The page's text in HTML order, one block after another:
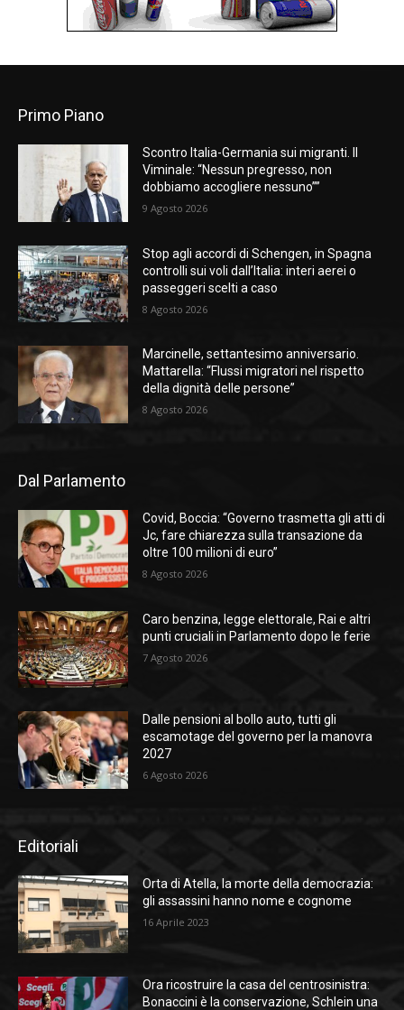
Primo Piano
Scontro Italia-Germania sui migranti. Il
Viminale: “Nessun pregresso, non
dobbiamo accogliere nessuno””
9 Agosto 2026
Stop agli accordi di Schengen, in Spagna
controlli sui voli dall’Italia: interi aerei o
passeggeri scelti a caso
8 Agosto 2026
Marcinelle, settantesimo anniversario.
Mattarella: “Flussi migratori nel rispetto
della dignità delle persone”
8 Agosto 2026
Dal Parlamento
Covid, Boccia: “Governo trasmetta gli atti di
Jc, fare chiarezza sulla transazione da
oltre 100 milioni di euro”
8 Agosto 2026
Caro benzina, legge elettorale, Rai e altri
punti cruciali in Parlamento dopo le ferie
7 Agosto 2026
Dalle pensioni al bollo auto, tutti gli
escamotage del governo per la manovra
2027
6 Agosto 2026
Editoriali
Orta di Atella, la morte della democrazia:
gli assassini hanno nome e cognome
16 Aprile 2023
Ora ricostruire la casa del centrosinistra:
Bonaccini è la conservazione, Schlein una